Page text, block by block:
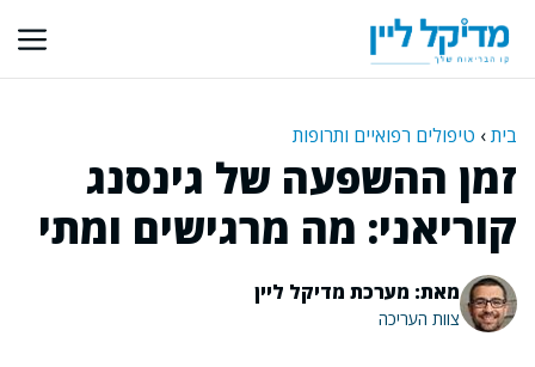
לתוכן
בית› טיפולים רפואיים ותרופות
זמן ההשפעה של גינסנג
קוריאני: מה מרגישים ומתי
מאת: מערכת מדיקל ליין
צוות העריכה